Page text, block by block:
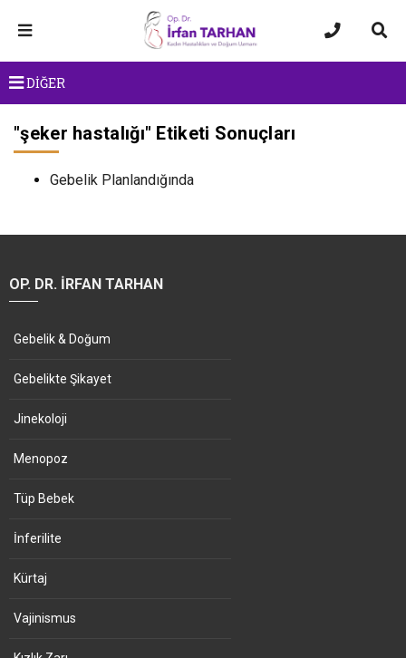
DİĞER
"şeker hastalığı" Etiketi Sonuçları
Gebelik Planlandığında
OP. DR. İRFAN TARHAN
Gebelik & Doğum
Gebelikte Şikayet
Jinekoloji
Menopoz
Tüp Bebek
İnferilite
Kürtaj
Vajinismus